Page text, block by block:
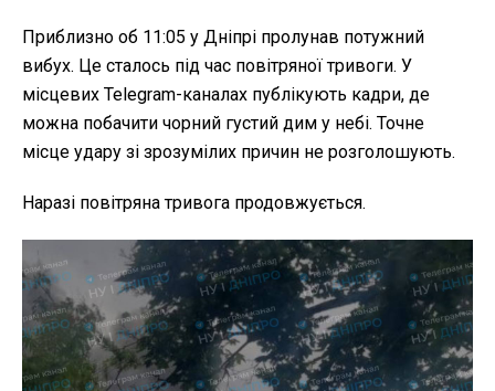
Приблизно об 11:05 у Дніпрі пролунав потужний
вибух. Це сталось під час повітряної тривоги. У
місцевих Telegram-каналах публікують кадри, де
можна побачити чорний густий дим у небі. Точне
місце удару зі зрозумілих причин не розголошують.
Наразі повітряна тривога продовжується.